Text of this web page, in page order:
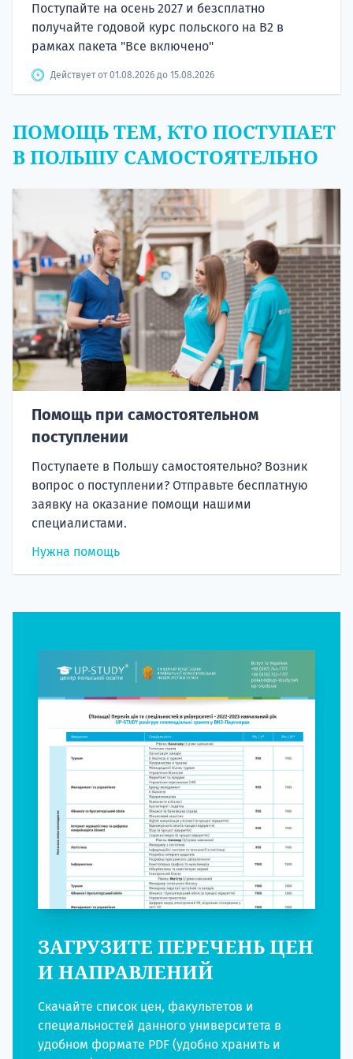
Поступайте на осень 2027 и безсплатно
получайте годовой курс польского на B2 в
рамках пакета "Все включено"
Действует от 01.08.2026 до 15.08.2026
ПОМОЩЬ ТЕМ, КТО ПОСТУПАЕТ
В ПОЛЬШУ САМОСТОЯТЕЛЬНО
Помощь при самостоятельном
поступлении
Поступаете в Польшу самостоятельно? Возник
вопрос о поступлении? Отправьте бесплатную
заявку на оказание помощи нашими
специалистами.
Нужна помощь
ЗАГРУЗИТЕ ПЕРЕЧЕНЬ ЦЕН
И НАПРАВЛЕНИЙ
Скачайте список цен, факультетов и
специальностей данного университета в
удобном формате PDF (удобно хранить и